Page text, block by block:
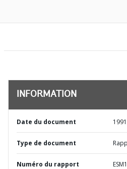
INFORMATION
Date du document
Type de document
Numéro du rapport